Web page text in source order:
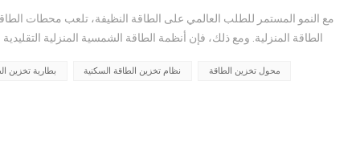
مع النمو المستمر للطلب العالمي على الطاقة النظيفة، تلعب محطات
الطاقة المنزلية. ومع ذلك، فإن أنظمة الطاقة الشمسية المنزلية
بطارية تخزين نظام تخزين الطاقة السكنية محول تخزين الطاقة